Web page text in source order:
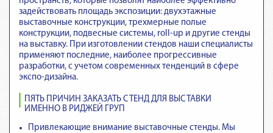
задействовать площадь экспозиции: двухэтажные
выставочные конструкции, трехмерные полые
конструкции, подвесные системы, roll-up и другие стенды
на выставку. При изготовлении стендов наши специалисты
применяют последние, наиболее прогрессивные
разработки, с учетом современных тенденций в сфере
экспо-дизайна.
ПЯТЬ ПРИЧИН ЗАКАЗАТЬ СТЕНД ДЛЯ ВЫСТАВКИ
ИМЕННО В РИДЖЕЙ ГРУП
Привлекающие внимание выставочные стенды. Мы